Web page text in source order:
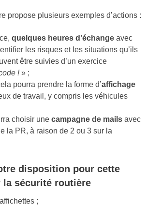
propose plusieurs exemples d’actions :
quelques heures d’échange avec
les risques et les situations qu’ils
être suivies d’un exercice
!» ;
pourra prendre la forme d’affichage
de travail, y compris les véhicules
choisir une campagne de mails avec
la PR, à raison de 2 ou 3 sur la
disposition pour cette
la sécurité routière
;